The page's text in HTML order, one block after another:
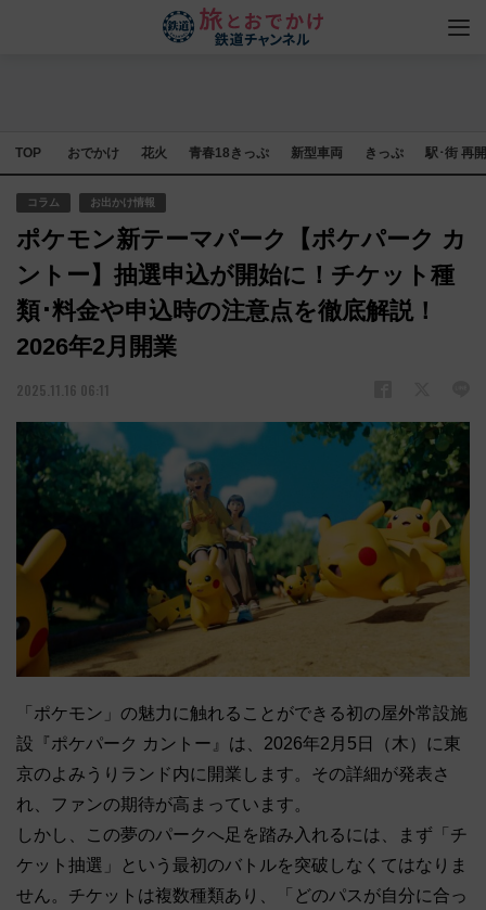
TOP おでかけ 花火 青春18きっぷ 新型車両 きっぷ 駅･街 再
コラム お出かけ情報
ポケモン新テーマパーク【ポケパーク カ
ントー】抽選申込が開始に！チケット種
類･料金や申込時の注意点を徹底解説！
2026年2月開業
2025.11.16 06:11
「ポケモン」の魅力に触れることができる初の屋外常設施
設『ポケパーク カントー』は、2026年2月5日（木）に東
京のよみうりランド内に開業します。その詳細が発表さ
れ、ファンの期待が高まっています。
しかし、この夢のパークへ足を踏み入れるには、まず「チ
ケット抽選」という最初のバトルを突破しなくてはなりま
せん。チケットは複数種類あり、「どのパスが自分に合っ